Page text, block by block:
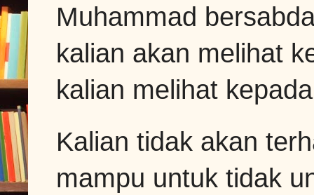
Muhammad
kalian akan melihat
kalian melihat
Kalian tidak akan
mampu untuk tidak